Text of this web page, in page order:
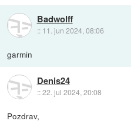
Badwolff
:: 11. jun 2024, 08:06
garmin
Denis24
::22. jul 2024, 20:08
Pozdrav,